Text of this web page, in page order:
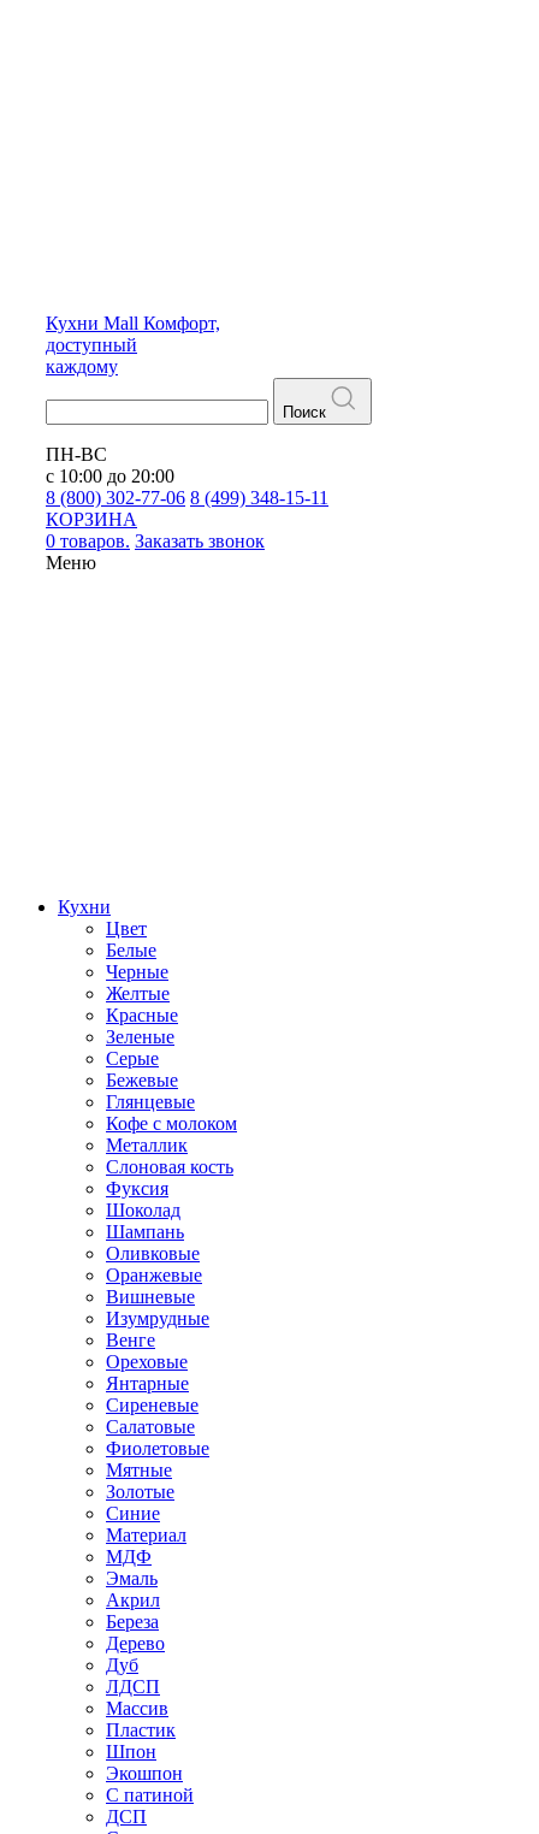
Кухни Mall Комфорт,
доступный
каждому
Поиск
ПН-ВС
с 10:00 до 20:00
8 (800) 302-77-06 8 (499) 348-15-11
КОРЗИНА
0 товаров. Заказать звонок
Меню
Кухни
Цвет
Белые
Черные
Желтые
Красные
Зеленые
Серые
Бежевые
Глянцевые
Кофе с молоком
Металлик
Слоновая кость
Фуксия
Шоколад
Шампань
Оливковые
Оранжевые
Вишневые
Изумрудные
Венге
Ореховые
Янтарные
Сиреневые
Салатовые
Фиолетовые
Мятные
Золотые
Синие
Материал
МДФ
Эмаль
Акрил
Береза
Дерево
Дуб
ЛДСП
Массив
Пластик
Шпон
Экошпон
С патиной
ДСП